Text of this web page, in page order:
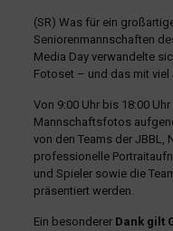
(SR) Was für ein
Seniorenmannschaften
Media Day verwandelte
Fotoset – und das mit viel
Von 9:00 Uhr bis 18:00
Mannschaftsfotos
von den Teams der JBBL,
professionelle
und Spieler sowie die
präsentiert werden.
Ein besonderer Dank gilt